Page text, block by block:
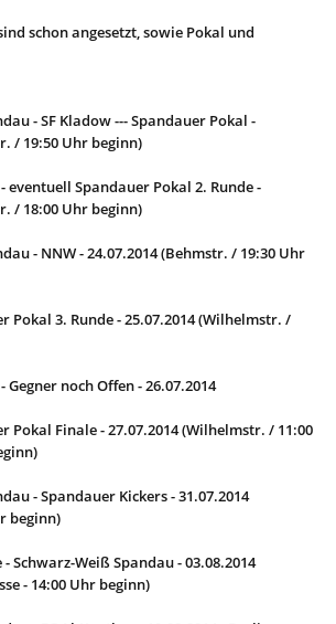
schon angesetzt, sowie Pokal und
- SF Kladow --- Spandauer Pokal -
/ 19:50 Uhr beginn)
eventuell Spandauer Pokal 2. Runde -
/ 18:00 Uhr beginn)
- NNW - 24.07.2014 (Behmstr. / 19:30 Uhr
Pokal 3. Runde - 25.07.2014 (Wilhelmstr. /
noch Offen - 26.07.2014
Pokal Finale - 27.07.2014 (Wilhelmstr. / 11:00
- Spandauer Kickers - 31.07.2014
beginn)
Schwarz-Weiß Spandau - 03.08.2014
- 14:00 Uhr beginn)